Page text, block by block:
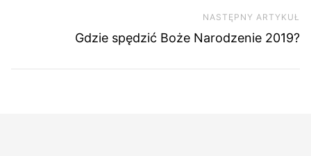
NASTĘPNY ARTYKUŁ
Gdzie spędzić Boże Narodzenie 2019?